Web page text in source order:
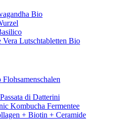
Bio
Lutschtabletten Bio
di Datterini
Kombucha Fermentee
+ Biotin + Ceramide